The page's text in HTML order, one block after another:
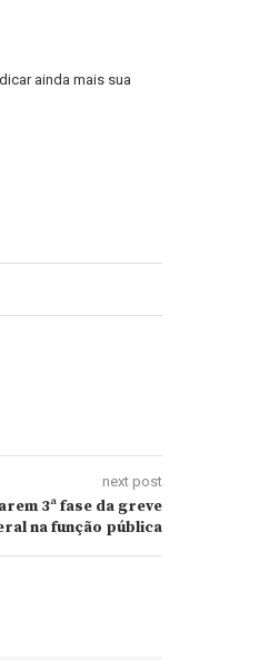
ainda mais sua
next post
3ª fase da greve
na função pública